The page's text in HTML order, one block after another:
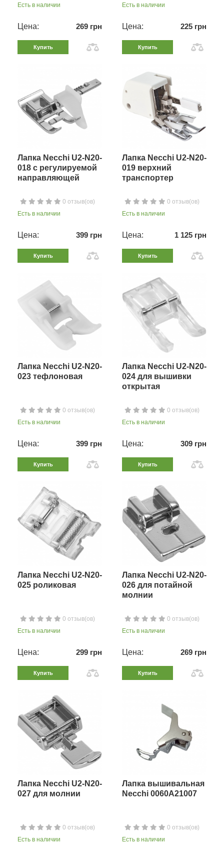
Есть в наличии
Цена: 269 грн
Купить
Есть в наличии
Цена: 225 грн
Купить
Лапка Necchi U2-N20-
018 с регулируемой
направляющей
0 отзыв(ов)
Есть в наличии
Цена: 399 грн
Купить
Лапка Necchi U2-N20-
019 верхний
транспортер
0 отзыв(ов)
Есть в наличии
Цена: 1 125 грн
Купить
Лапка Necchi U2-N20-
023 тефлоновая
0 отзыв(ов)
Есть в наличии
Цена: 399 грн
Купить
Лапка Necchi U2-N20-
024 для вышивки
открытая
0 отзыв(ов)
Есть в наличии
Цена: 309 грн
Купить
Лапка Necchi U2-N20-
025 роликовая
0 отзыв(ов)
Есть в наличии
Цена: 299 грн
Купить
Лапка Necchi U2-N20-
026 для потайной
молнии
0 отзыв(ов)
Есть в наличии
Цена: 269 грн
Купить
Лапка Necchi U2-N20-
027 для молнии
0 отзыв(ов)
Есть в наличии
Лапка вышивальная
Necchi 0060A21007
0 отзыв(ов)
Есть в наличии